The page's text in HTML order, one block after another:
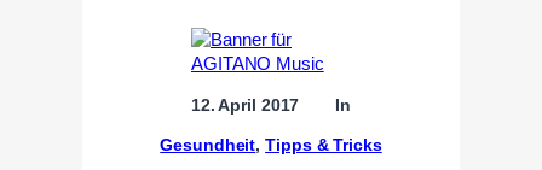
12. April 2017 In
Gesundheit, Tipps & Tricks